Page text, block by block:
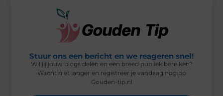
Stuur ons een bericht en we reageren snel!
Wil jij jouw blogs delen en een breed publiek bereiken?
Wacht niet langer en registreer je vandaag nog op
Gouden-tip.nl